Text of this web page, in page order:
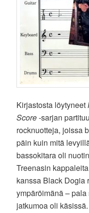
Kirjastosta löytyneet
Score-sarjan
rocknuotteja, joissa
päin kuin mitä
bassokitara oli
Treenasin
kanssa Black Dogia
ympäröimänä –
jatkumoa oli